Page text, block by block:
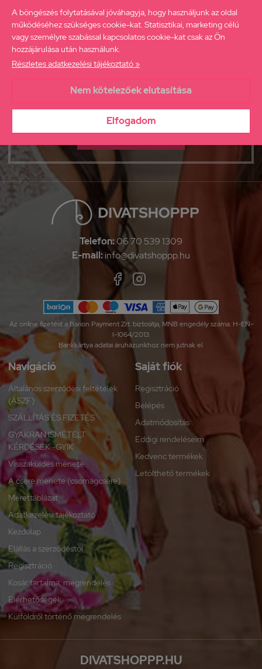
A böngészés folytatásával jóváhagyja, hogy használjunk az oldal
működéséhez szükséges cookie-kat. Statisztikai, marketing célú
vagy személyre szabással kapcsolatos cookie-kat csak az Ön
hozzájárulása után használunk.
Részletes adatkezelési tájékoztató »
Nem kötelezőek elutasítása
Elfogadom
ha elsőként szeretnél értesülni
újdonságainkról, akcióinkról!
hogy a webáruház értesítsen engem az aktuális ajánlatairól.
FELIRATKOZÁS 
Telefon:06 70 539 1309
E-mail:info@divatshoppp.hu
Az online fizetést a Barion Payment Zrt. biztosítja, MNB engedély száma: H-EN-
I-1064/2013.
Bankkártya adatai áruházunkhoz nem jutnak el.
Navigáció
Általános szerződési feltételek
(ÁSZF)
SZÁLLÍTÁS ÉS FIZETÉS
GYAKRAN ISMÉTELT
KÉRDÉSEK -GYIK
Visszaküldés menete
A csere menete (csomagcsere)
Mérettáblázat
Adatkezelési tájékoztató
Kezdőlap
Elállás a szerződéstől
Regisztráció
Kosár tartalma, megrendelés
Elérhetőségek
Külföldről történő megrendelés
Saját fiók
Regisztráció
Belépés
Adatmódosítás
Eddigi rendeléseim
Kedvenc termékek
Letölthető termékek
DIVATSHOPPP.HU